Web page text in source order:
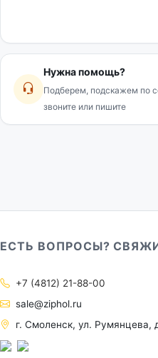
Нужна помощь?
Подберем, подскажем по
звоните или пишите
ЕСТЬ ВОПРОСЫ?
+7 (4812) 21-88-00
sale@ziphol.ru
г. Смоленск, ул. Румянцева,